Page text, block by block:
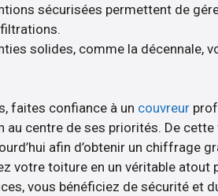
sécurisées permettent de
solides, comme la décennale,
faites confiance à un couvreur
centre de ses priorités. De cette
afin d’obtenir un chiffrage
votre toiture en un véritable atout
vous bénéficiez de sécurité et